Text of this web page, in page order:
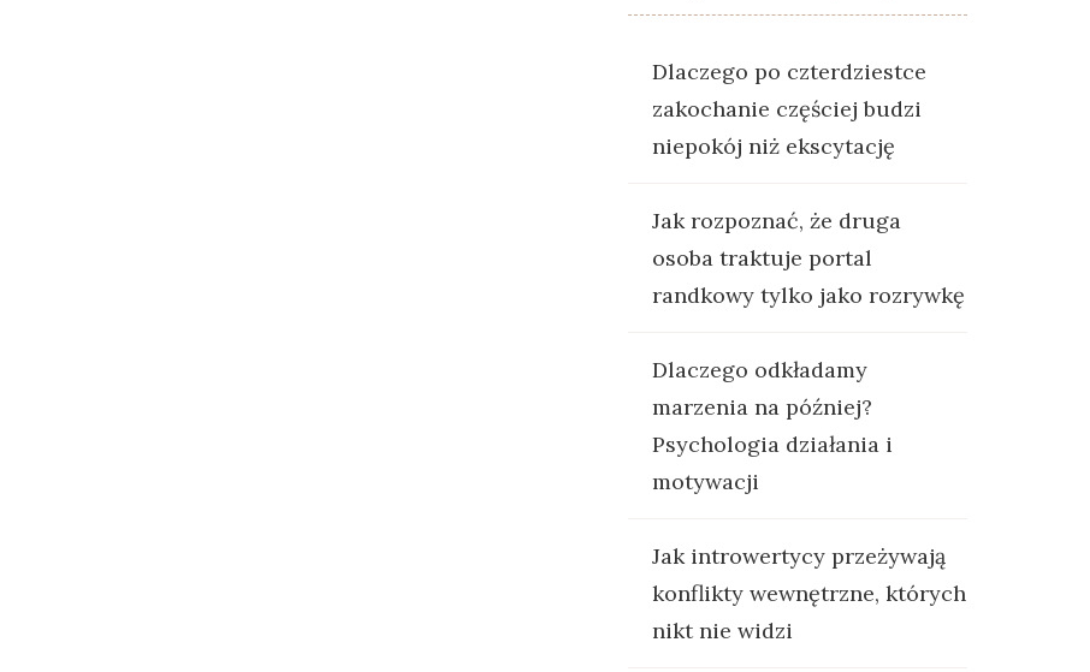
Dlaczego po czterdziestce
zakochanie częściej budzi
niepokój niż ekscytację
Jak rozpoznać, że druga
osoba traktuje portal
randkowy tylko jako rozrywkę
Dlaczego odkładamy
marzenia na później?
Psychologia działania i
motywacji
Jak introwertycy przeżywają
konflikty wewnętrzne, których
nikt nie widzi